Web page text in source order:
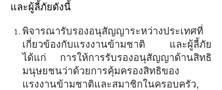
และผู้ลี้ภัยดังนี้
พิจารณารับรองอนุสัญญาระหว่างประเทศที่
เกี่ยวข้องกับแรงงานข้ามชาติ และผู้ลี้ภัย
ได้แก่ การให้การรับรองอนุสัญญาด้านสิทธิ
มนุษยชนว่าด้วยการคุ้มครองสิทธิของ
แรงงานข้ามชาติและสมาชิกในครอบครัว,